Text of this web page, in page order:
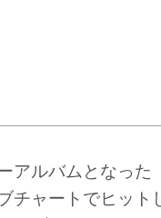
アルバムとなった
チャートでヒット